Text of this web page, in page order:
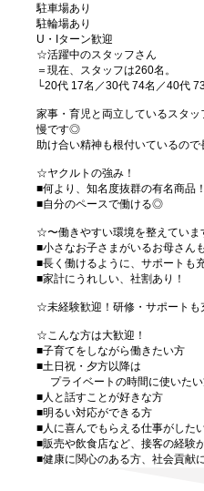
駐車場あり
駐輪場あり
U・Iターン歓迎
☆活躍中のスタッフさん
＝現在、スタッフは260名。
└20代 17名／30代 74名／40代
家事・育児と両立しているスタ
慢です◎
助け合い精神も根付いているの
☆ヤクルトの強み！
■何より、知名度抜群の有名商品！
■自分のペースで働ける◎
☆〜働きやすい環境を整えていま
■小さなお子さまがいるお母さん
■長く働けるように、サポートも
■家計にうれしい、社割あり！
☆未経験歓迎！研修・サポートも
☆こんな方は大歓迎！
■子育てをしながら働きたい方
■土日祝・夕方以降は
プライベートの時間に使いた
■人と話すことが好きな方
■明るい対応ができる方
■人に喜んでもらえる仕事がした
■販売や飲食店など、接客の経験
■健康に関心のある方、社会貢献